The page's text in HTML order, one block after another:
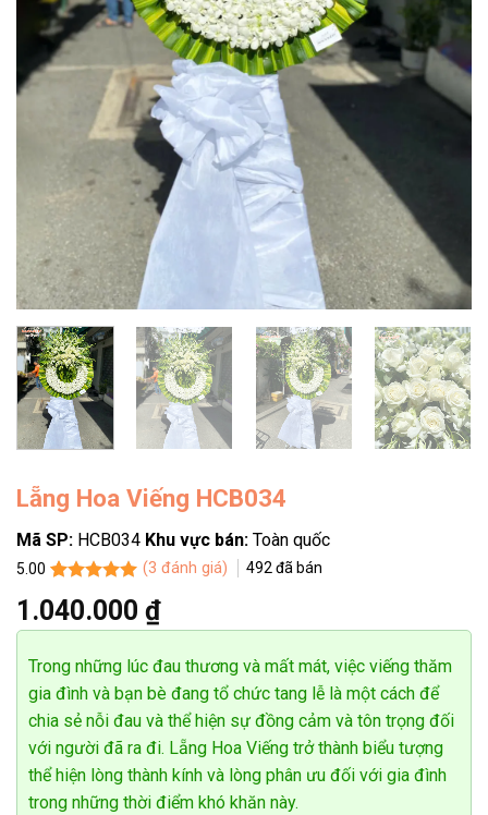
Lẵng Hoa Viếng HCB034
Mã SP: HCB034 Khu vực bán: Toàn quốc
5.00
dựa trên
đánh giá
(3 đánh giá) 492 đã bán
1.040.000 ₫
Trong những lúc đau thương và mất mát, việc viếng thăm
gia đình và bạn bè đang tổ chức tang lễ là một cách để
chia sẻ nỗi đau và thể hiện sự đồng cảm và tôn trọng đối
với người đã ra đi. Lẵng Hoa Viếng trở thành biểu tượng
thể hiện lòng thành kính và lòng phân ưu đối với gia đình
trong những thời điểm khó khăn này.